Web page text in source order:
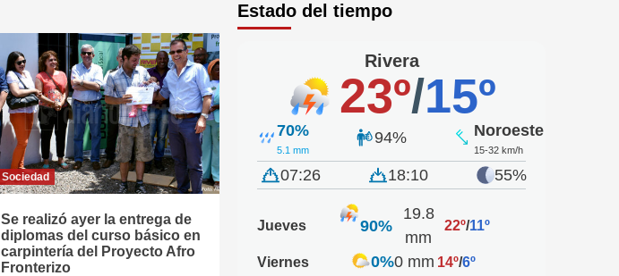
Sociedad
Se realizó ayer la entrega de
diplomas del curso básico en
carpintería del Proyecto Afro
Fronterizo
Estado del tiempo
Rivera
23º/15º
70%
5.1 mm
94% Noroeste
15-32 km/h
07:26 18:10 55%
Jueves 90%
19.8
mm
22º/11º
Viernes 0%0 mm 14º/6º